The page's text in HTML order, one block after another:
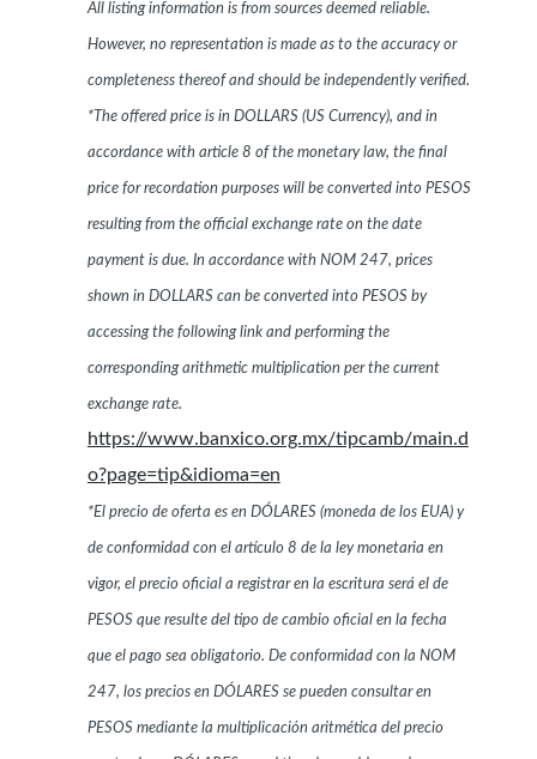
All listing information is from sources deemed reliable.
However, no representation is made as to the accuracy or
completeness thereof and should be independently verified.
*The offered price is in DOLLARS (US Currency), and in
accordance with article 8 of the monetary law, the final
price for recordation purposes will be converted into PESOS
resulting from the official exchange rate on the date
payment is due. In accordance with NOM 247, prices
shown in DOLLARS can be converted into PESOS by
accessing the following link and performing the
corresponding arithmetic multiplication per the current
exchange rate.
https://www.banxico.org.mx/tipcamb/main.d
o?page=tip&idioma=en
*El precio de oferta es en DÓLARES (moneda de los EUA) y
de conformidad con el artículo 8 de la ley monetaria en
vigor, el precio oficial a registrar en la escritura será el de
PESOS que resulte del tipo de cambio oficial en la fecha
que el pago sea obligatorio. De conformidad con la NOM
247, los precios en DÓLARES se pueden consultar en
PESOS mediante la multiplicación aritmética del precio